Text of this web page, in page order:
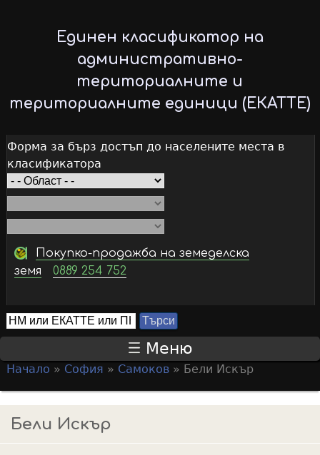
to
main
content
Единен класификатор на
административно-
териториалните и
териториалните единици (ЕКАТТЕ)
Форма за бърз достъп до населените места в
класификатора
Покупко-продажба на земеделска
земя
0889 254 752
S
e
r
c
h
Т
ъ
с
и
Меню
o
u
Начало » София » Самоков» Бели Искър
Бели Искър